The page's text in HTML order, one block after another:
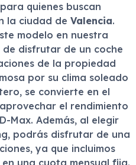
quienes buscan
la ciudad de Valencia.
modelo en nuestra
disfrutar de un coche
de la propiedad
por su clima soleado
se convierte en el
el rendimiento
Max. Además, al elegir
podrás disfrutar de una
ya que incluimos
una cuota mensual fija.